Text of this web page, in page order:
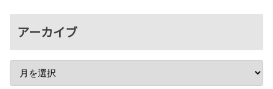
アーカイブ